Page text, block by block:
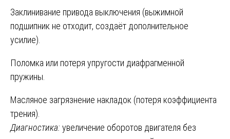
Заклинивание привода выключения (выжимной
подшипник не отходит, создаёт дополнительное
усилие).
Поломка или потеря упругости диафрагменной
пружины.
Масляное загрязнение накладок (потеря коэффициента
трения).
Диагностика: увеличение оборотов двигателя без